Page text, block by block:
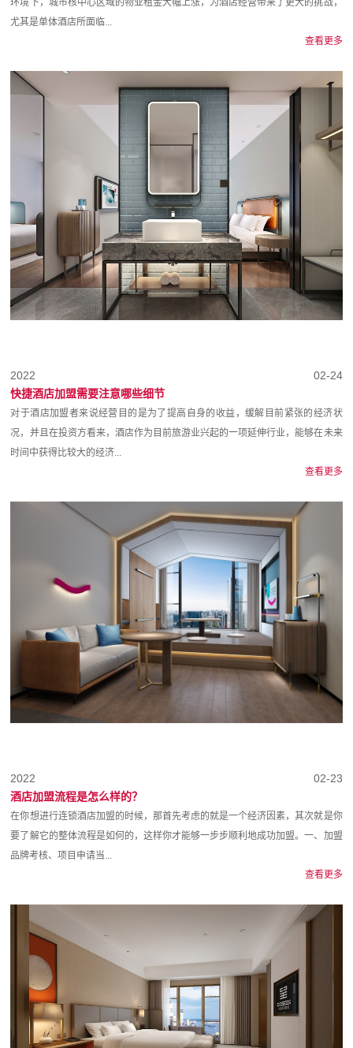
环境下，城市核中心区域的物业租金大幅上涨，为酒店经营带来了更大的挑战，
尤其是单体酒店所面临...
查看更多
02-24
2022
快捷酒店加盟需要注意哪些细节
对于酒店加盟者来说经营目的是为了提高自身的收益，缓解目前紧张的经济状
况，并且在投资方看来，酒店作为目前旅游业兴起的一项延伸行业，能够在未来
时间中获得比较大的经济...
查看更多
02-23
2022
酒店加盟流程是怎么样的？
在你想进行连锁酒店加盟的时候，那首先考虑的就是一个经济因素，其次就是你
要了解它的整体流程是如何的，这样你才能够一步步顺利地成功加盟。一、加盟
品牌考核、项目申请当...
查看更多